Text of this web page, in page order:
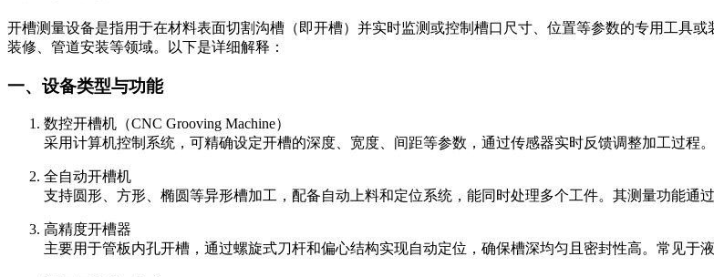
开槽测量设备是指用于在材料表面切割沟槽（即开槽）并实时监测或控制槽口尺寸、位置等参数的专用工具
装修、管道安装等领域。以下是详细解释：
一、设备类型与功能
数控开槽机（CNC Grooving Machine）
采用计算机控制系统，可精确设定开槽的深度、宽度、间距等参数，通过传感器实时反馈调整加工过程
全自动开槽机
支持圆形、方形、椭圆等异形槽加工，配备自动上料和定位系统，能同时处理多个工件。其测量功能通
高精度开槽器
主要用于管板内孔开槽，通过螺旋式刀杆和偏心结构实现自动定位，确保槽深均匀且密封性高。常见于